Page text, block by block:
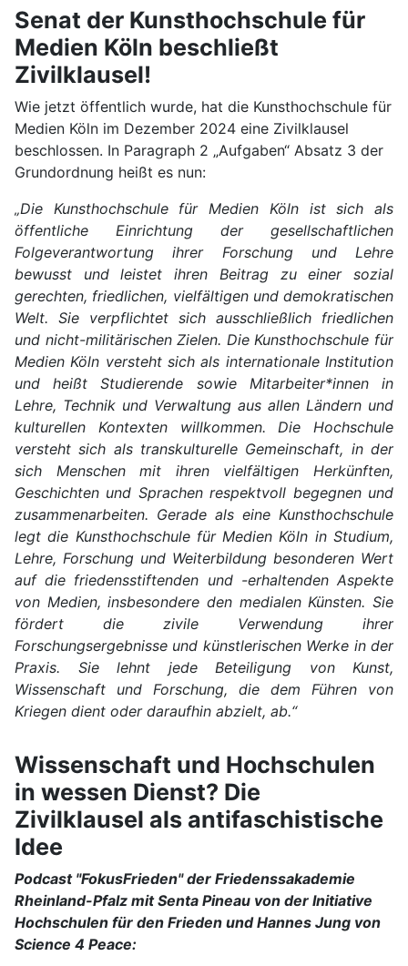
Senat der Kunsthochschule für
Medien Köln beschließt
Zivilklausel!
Wie jetzt öffentlich wurde, hat die Kunsthochschule für
Medien Köln im Dezember 2024 eine Zivilklausel
beschlossen. In Paragraph 2 „Aufgaben“ Absatz 3 der
Grundordnung heißt es nun:
„Die Kunsthochschule für Medien Köln ist sich als
öffentliche Einrichtung der gesellschaftlichen
Folgeverantwortung ihrer Forschung und Lehre
bewusst und leistet ihren Beitrag zu einer sozial
gerechten, friedlichen, vielfältigen und demokratischen
Welt. Sie verpflichtet sich ausschließlich friedlichen
und nicht-militärischen Zielen. Die Kunsthochschule für
Medien Köln versteht sich als internationale Institution
und heißt Studierende sowie Mitarbeiter*innen in
Lehre, Technik und Verwaltung aus allen Ländern und
kulturellen Kontexten willkommen. Die Hochschule
versteht sich als transkulturelle Gemeinschaft, in der
sich Menschen mit ihren vielfältigen Herkünften,
Geschichten und Sprachen respektvoll begegnen und
zusammenarbeiten. Gerade als eine Kunsthochschule
legt die Kunsthochschule für Medien Köln in Studium,
Lehre, Forschung und Weiterbildung besonderen Wert
auf die friedensstiftenden und -erhaltenden Aspekte
von Medien, insbesondere den medialen Künsten. Sie
fördert die zivile Verwendung ihrer
Forschungsergebnisse und künstlerischen Werke in der
Praxis. Sie lehnt jede Beteiligung von Kunst,
Wissenschaft und Forschung, die dem Führen von
Kriegen dient oder daraufhin abzielt, ab.“
Wissenschaft und Hochschulen
in wessen Dienst? Die
Zivilklausel als antifaschistische
Idee
Podcast "FokusFrieden" der Friedenssakademie
Rheinland-Pfalz mit Senta Pineau von der Initiative
Hochschulen für den Frieden und Hannes Jung von
Science 4 Peace: